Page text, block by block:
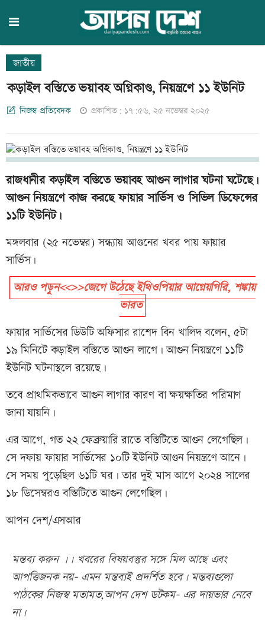
জাতীয়
কড়াইল বস্তিতে ভয়াবহ অগ্নিকাণ্ড, নিয়ন্ত্রণে ১১ ইউনিট
নিজস্ব প্রতিবেদক প্রকাশিত: ১৭:৫৬, ২৫ নভেম্বর ২০২৫
রাজধানীর কড়াইল বস্তিতে ভয়াবহ আগুন লাগার ঘটনা ঘটেছে।
আগুন নিয়ন্ত্রণে কাজ করছে ফায়ার সার্ভিস ও সিভিল ডিফেন্সের
১১টি ইউনিট।
মঙ্গলবার (২৫ নভেম্বর) সন্ধ্যায় আগুনের খবর পায় ফায়ার
সার্ভিস।
আরও পড়ুন<<>>জেগে উঠেছে ইথিওপিয়ার আগ্নেয়গিরি, শঙ্কায়
ভারত
ফায়ার সার্ভিসের ডিউটি অফিসার রাশেদ বিন খালিদ বলেন, ৫টা
১৯ মিনিটে কড়াইল বস্তিতে আগুন লাগে। আগুন নিয়ন্ত্রণে ১১টি
ইউনিট ঘটনাস্থলে রয়েছে।
তবে প্রাথমিকভাবে আগুন লাগার কারণ বা ক্ষয়ক্ষতির পরিমাণ
জানা যায়নি।
এর আগে, গত ২২ ফেব্রুয়ারি রাতে বস্তিটিতে আগুন লেগেছিল।
সে দফায় ফায়ার সার্ভিসের ১০টি ইউনিট আগুন নিয়ন্ত্রণে আনে।
সে সময় পুড়েছিল ৬১টি ঘর। তার দুই মাস আগে ২০২৪ সালের
১৮ ডিসেম্বরও বস্তিটিতে আগুন লেগেছিল।
আপন দেশ/এসআর
মন্তব্য করুন ।। খবরের বিষয়বস্তুর সঙ্গে মিল আছে এবং
আপত্তিজনক নয়- এমন মন্তব্যই প্রদর্শিত হবে। মন্তব্যগুলো
পাঠকের নিজস্ব মতামত,আপন দেশ ডটকম- এর দায়ভার নেবে
না।